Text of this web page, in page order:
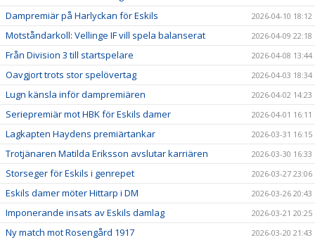
Dampremiär på Harlyckan för Eskils 2026-04-10 18:12
Motståndarkoll: Vellinge IF vill spela balanserat 2026-04-09 22:18
Från Division 3 till startspelare 2026-04-08 13:44
Oavgjort trots stor spelövertag 2026-04-03 18:34
Lugn känsla inför dampremiären 2026-04-02 14:23
Seriepremiär mot HBK för Eskils damer 2026-04-01 16:11
Lagkapten Haydens premiärtankar 2026-03-31 16:15
Trotjänaren Matilda Eriksson avslutar karriären 2026-03-30 16:33
Storseger för Eskils i genrepet 2026-03-27 23:06
Eskils damer möter Hittarp i DM 2026-03-26 20:43
Imponerande insats av Eskils damlag 2026-03-21 20:25
Ny match mot Rosengård 1917 2026-03-20 21:43